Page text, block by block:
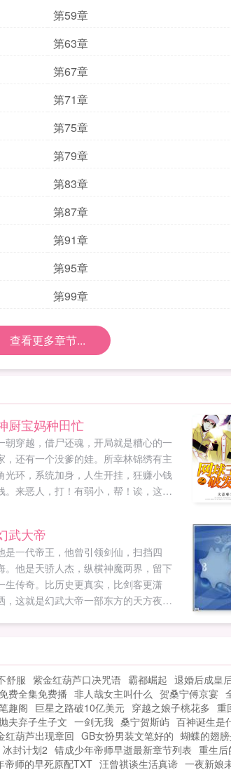
第59章
第63章
第67章
第71章
第75章
第79章
第83章
第87章
第91章
第95章
第99章
查看更多章节...
厨宝妈种田忙
朝穿越，借尸还魂，开局就是糟心的一
，还有一个没爹的娃。所幸林锦绣有主
光环，系统加身，人生开挂，狂赚小钱
。来恶人，打！有弱小，帮！诶，这位
子给儿子找个爹，齐活咯！...
武大帝
是一代帝王，他曾引领剑仙，扫挡四
。他是天骄人杰，纵横神魔两界，留下
生传奇。比历史更真实，比剑客更潇
，这就是幻武大帝一部东方的天方夜谭
舒服 紫金红葫芦口决咒语 霸都崛起 退婚后成皇
费全集免费播 非人哉女主叫什么 贺桑宁傅京宴
趣阁 巨星之路破10亿美元 穿越之娘子桃花多 重
夫弃子生子文 一剑无我 桑宁贺斯屿 百神诞生是
红葫芦出现章回 GB女扮男装文笔好的 蝴蝶的翅
冰封计划2 错成少年帝师早逝最新章节列表 重生
帝师的早死原配TXT 汪曾祺谈生活真谛 一夜新娘